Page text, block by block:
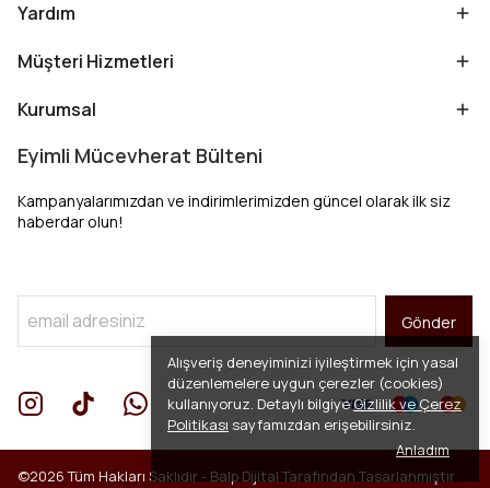
Alışveriş deneyiminizi iyileştirmek için yasal
düzenlemelere uygun çerezler (cookies)
kullanıyoruz. Detaylı bilgiyeGizlilik ve Çerez
Politikası sayfamızdan erişebilirsiniz.
Anladım
Yardım
Müşteri Hizmetleri
Kurumsal
Eyimli Mücevherat Bülteni
Kampanyalarımızdan ve indirimlerimizden güncel olarak ilk siz
haberdar olun!
Gönder
©2026 Tüm Hakları Saklıdır - Balp Dijital Tarafından Tasarlanmıştır